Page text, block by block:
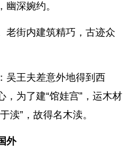
深婉约。
老街内建筑精巧，古迹众
吴王夫差意外地得到西
为了建“馆娃宫”，运木材
渎”，故得名木渎。
外